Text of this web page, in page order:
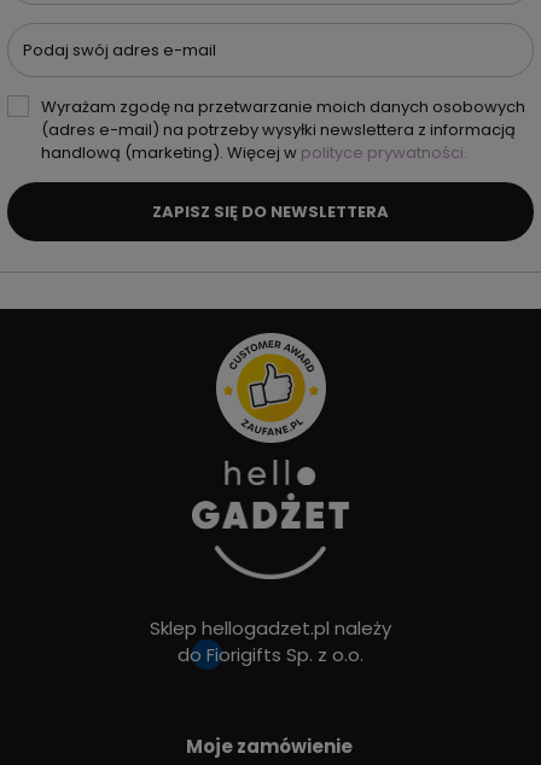
Podaj swój adres e-mail
Wyrażam zgodę na przetwarzanie moich danych osobowych
(adres e-mail) na potrzeby wysyłki newslettera z informacją
handlową (marketing). Więcej w polityce prywatności.
ZAPISZ SIĘ DO NEWSLETTERA
Sklep hellogadzet.pl należy
do Fiorigifts Sp. z o.o.
Moje zamówienie